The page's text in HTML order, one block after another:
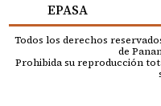
EPASA
Todos los derechos
de
Prohibida su reproducción